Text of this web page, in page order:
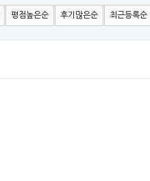
평점높은순 후기많은순 최근등록순